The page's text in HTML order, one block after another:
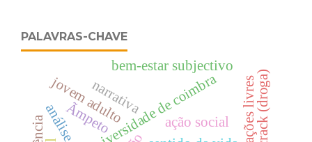
PALAVRAS-CHAVE
ação social
universidade de coimbra
narrativa
jovem adulto crack (droga)
bem-estar subjectivo
Ãmpeto